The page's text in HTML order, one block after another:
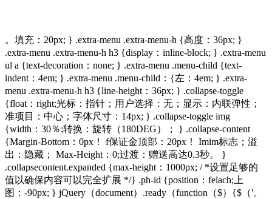
。填充：20px; } .extra-menu .extra-menu-h {高度：36px; }
.extra-menu .extra-menu-h h3 {display：inline-block; } .extra-menu
ul a {text-decoration：none; } .extra-menu .menu-child {text-
indent：4em; } .extra-menu .menu-child：{左：4em; } .extra-
menu .extra-menu-h h3 {line-height：36px; } .collapse-toggle
{float：right;光标：指针；用户选择：无；显示：内联弹性；
准项目：中心；字体尺寸：14px; } .collapse-toggle img
{width：30％;转换：旋转（180DEG）； } .collapse-content
{Margin-Bottom：0px！ f保证金顶部：20px！ Imim标志；溢
出：隐藏； Max-Height：0;过渡：赠送高达0.3秒。 }
.collapsecontent.expanded {max-height：1000px; / *设置足够的
值以确保内容可以完全扩展 */} .ph-id {position：felach;上
图：-90px; } jQuery（document）.ready（function（$）{$（'。